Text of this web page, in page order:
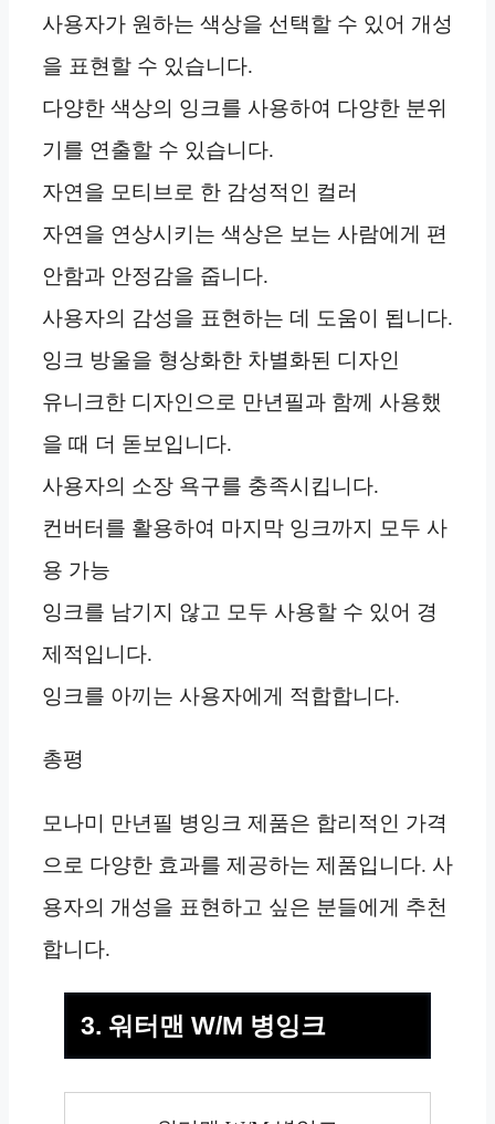
사용자가 원하는 색상을 선택할 수 있어 개성
을 표현할 수 있습니다.
다양한 색상의 잉크를 사용하여 다양한 분위
기를 연출할 수 있습니다.
자연을 모티브로 한 감성적인 컬러
자연을 연상시키는 색상은 보는 사람에게 편
안함과 안정감을 줍니다.
사용자의 감성을 표현하는 데 도움이 됩니다.
잉크 방울을 형상화한 차별화된 디자인
유니크한 디자인으로 만년필과 함께 사용했
을 때 더 돋보입니다.
사용자의 소장 욕구를 충족시킵니다.
컨버터를 활용하여 마지막 잉크까지 모두 사
용 가능
잉크를 남기지 않고 모두 사용할 수 있어 경
제적입니다.
잉크를 아끼는 사용자에게 적합합니다.
총평
모나미 만년필 병잉크 제품은 합리적인 가격
으로 다양한 효과를 제공하는 제품입니다. 사
용자의 개성을 표현하고 싶은 분들에게 추천
합니다.
3. 워터맨 W/M 병잉크